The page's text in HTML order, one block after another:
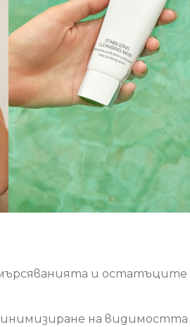
и остатъците
на видимостта